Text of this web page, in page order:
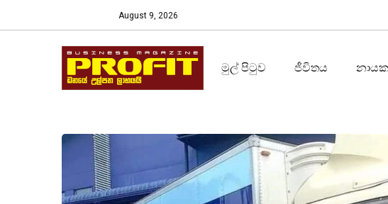
August 9, 2026
මුල් පිටුව ජීවිතය